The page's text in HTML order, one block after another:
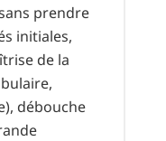
prendre
initiales,
de la
débouche